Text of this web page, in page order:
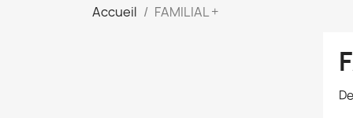
Accueil FAMILIAL +